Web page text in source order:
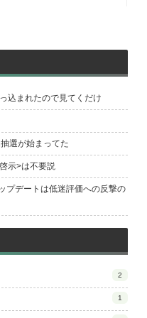
込まれたので見てくだけ
選が始まってた
示>は不要説
プデートは低迷評価への反撃の
2
1